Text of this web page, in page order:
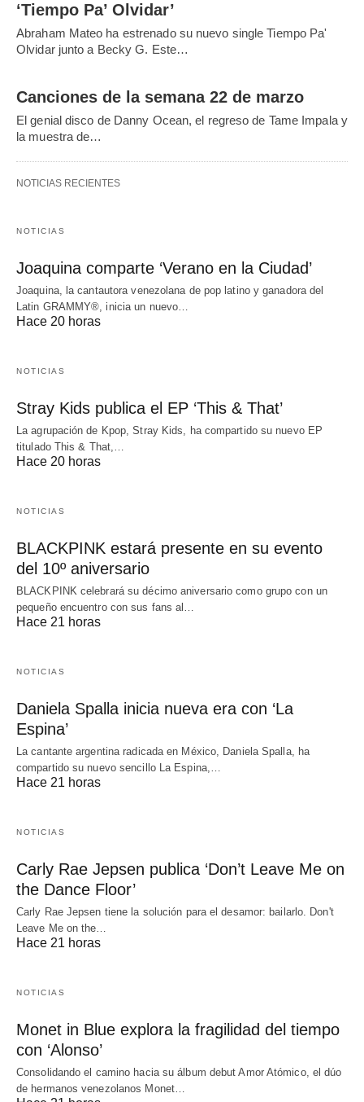
‘Tiempo Pa’ Olvidar’
Abraham Mateo ha estrenado su nuevo single Tiempo Pa'
Olvidar junto a Becky G. Este…
Canciones de la semana 22 de marzo
El genial disco de Danny Ocean, el regreso de Tame Impala y
la muestra de…
NOTICIAS RECIENTES
NOTICIAS
Joaquina comparte ‘Verano en la Ciudad’
Joaquina, la cantautora venezolana de pop latino y ganadora del
Latin GRAMMY®, inicia un nuevo…
Hace 20 horas
NOTICIAS
Stray Kids publica el EP ‘This & That’
La agrupación de Kpop, Stray Kids, ha compartido su nuevo EP
titulado This & That,…
Hace 20 horas
NOTICIAS
BLACKPINK estará presente en su evento
del 10º aniversario
BLACKPINK celebrará su décimo aniversario como grupo con un
pequeño encuentro con sus fans al…
Hace 21 horas
NOTICIAS
Daniela Spalla inicia nueva era con ‘La
Espina’
La cantante argentina radicada en México, Daniela Spalla, ha
compartido su nuevo sencillo La Espina,…
Hace 21 horas
NOTICIAS
Carly Rae Jepsen publica ‘Don’t Leave Me on
the Dance Floor’
Carly Rae Jepsen tiene la solución para el desamor: bailarlo. Don't
Leave Me on the…
Hace 21 horas
NOTICIAS
Monet in Blue explora la fragilidad del tiempo
con ‘Alonso’
Consolidando el camino hacia su álbum debut Amor Atómico, el dúo
de hermanos venezolanos Monet…